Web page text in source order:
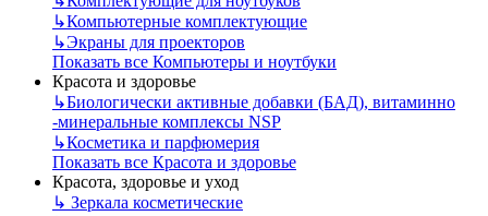
↳Компьютерные комплектующие
↳Экраны для проекторов
Показать все Компьютеры и ноутбуки
Красота и здоровье
↳Биологически активные добавки (БАД), витаминно
-минеральные комплексы NSP
↳Косметика и парфюмерия
Показать все Красота и здоровье
Красота, здоровье и уход
↳ Зеркала косметические